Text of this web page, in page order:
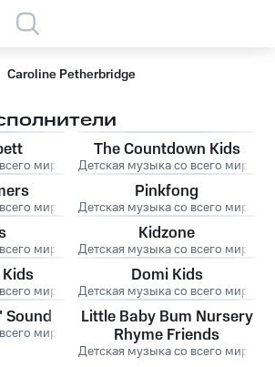
Caroline Petherbridge
мира
The Countdown Kids
Детская музыка со всего мира
мира
Pinkfong
Детская музыка со всего мира
мира
Kidzone
Детская музыка со всего мира
мира
Domi Kids
Детская музыка со всего мира
Sound
мира
Little Baby Bum Nursery
Rhyme Friends
Детская музыка со всего мира